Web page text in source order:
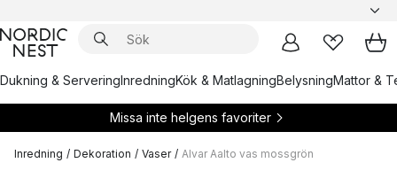
Dukning & ServeringInredningKök & MatlagningBelysningMattor &
Missa inte helgens favoriter
Inredning / Dekoration / Vaser / Alvar Aalto vas mossgrön